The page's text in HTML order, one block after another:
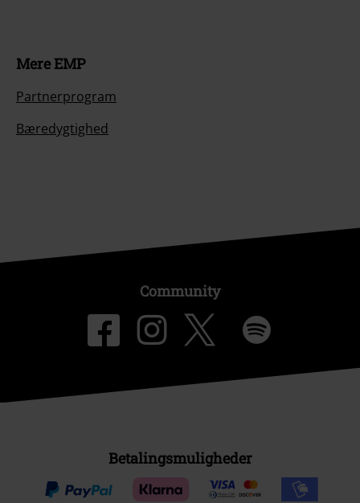
Mere EMP
Partnerprogram
Bæredygtighed
Community
Betalingsmuligheder